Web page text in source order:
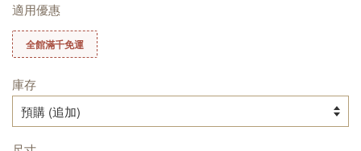
適用優惠
全館滿千免運
庫存